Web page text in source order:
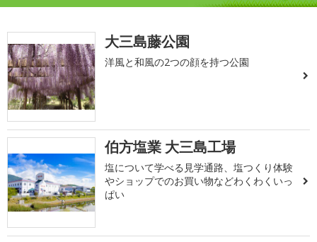
大三島藤公園
洋風と和風の2つの顔を持つ公園
伯方塩業 大三島工場
塩について学べる見学通路、塩つくり体験
やショップでのお買い物などわくわくいっ
ぱい